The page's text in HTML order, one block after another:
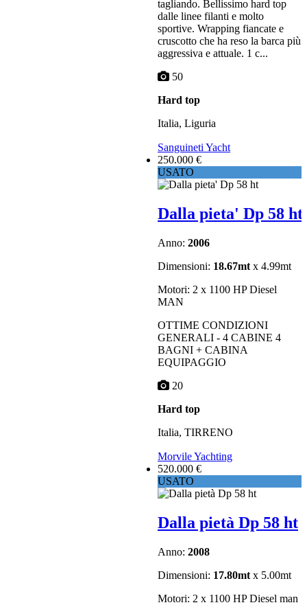
tagliando. Bellissimo hard top
dalle linee filanti e molto
sportive. Wrapping fiancate e
cruscotto che ha reso la barca più
aggressiva e attuale. 1 c...
50
Hard top
Italia, Liguria
Sanguineti Yacht
250.000 €
USATO
Dalla pieta' Dp 58 ht
Anno: 2006
Dimensioni: 18.67mt x 4.99mt
Motori: 2 x 1100 HP Diesel
MAN
OTTIME CONDIZIONI
GENERALI - 4 CABINE 4
BAGNI + CABINA
EQUIPAGGIO
20
Hard top
Italia, TIRRENO
Morvile Yachting
520.000 €
USATO
Dalla pietà Dp 58 ht
Anno: 2008
Dimensioni: 17.80mt x 5.00mt
Motori: 2 x 1100 HP Diesel man